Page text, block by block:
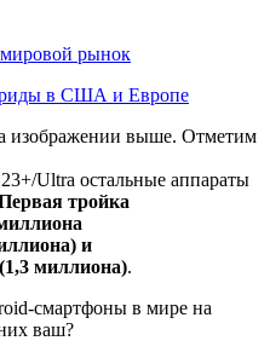
мировой рынок
в США и Европе
изображении выше. Отметим
Ultra остальные аппараты
тройка
и
миллиона).